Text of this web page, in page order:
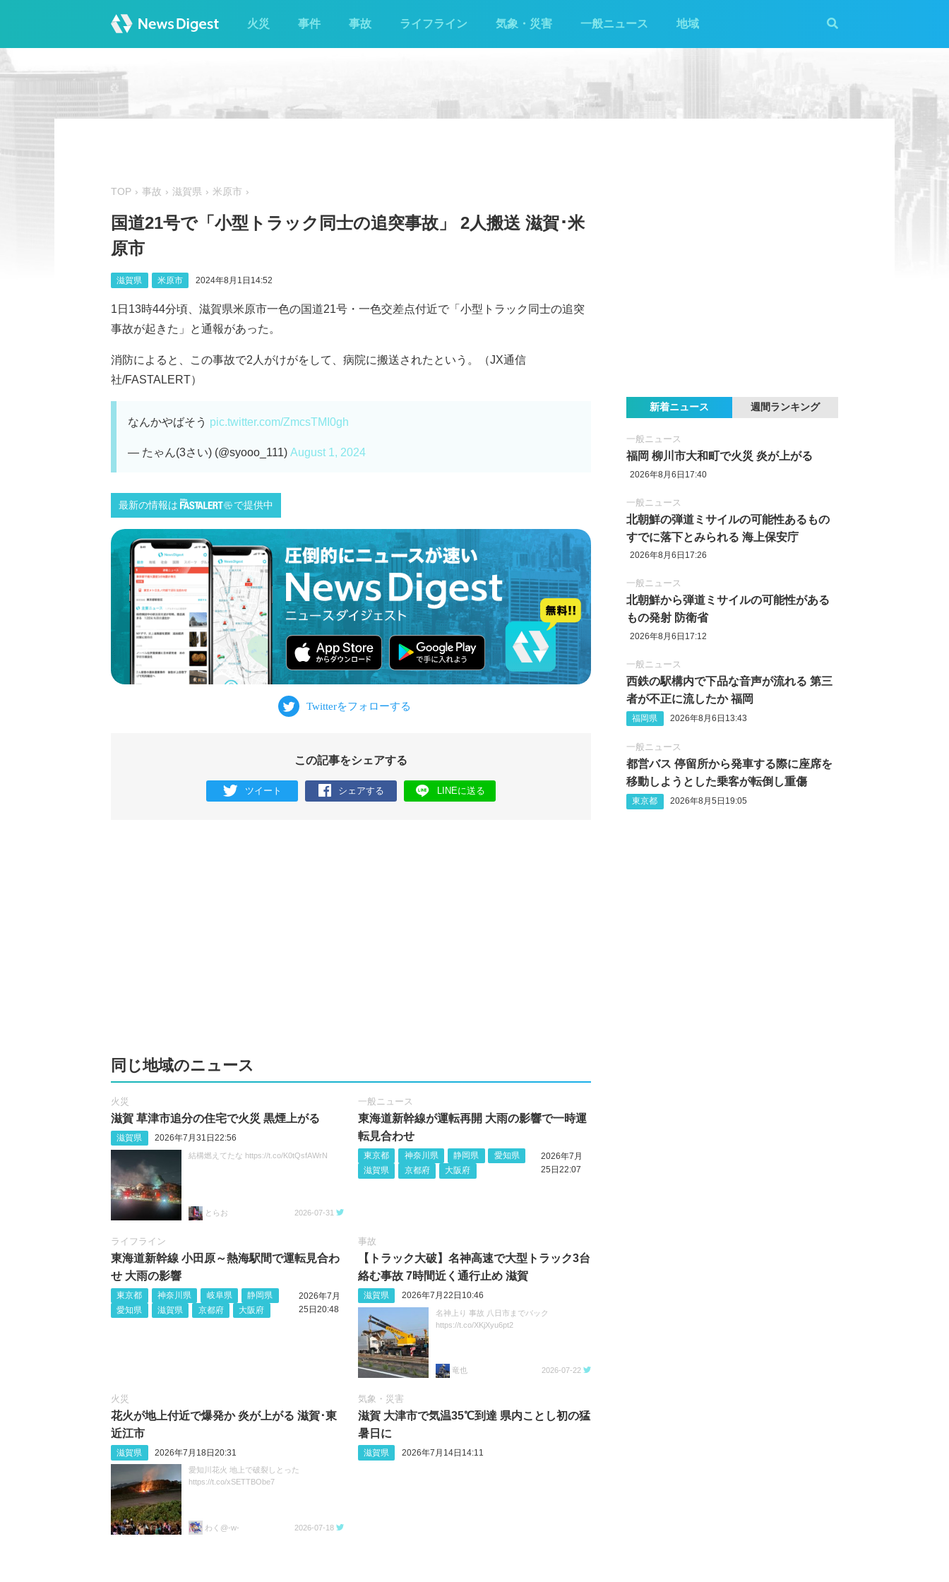
火災 事件 事故 ライフライン 気象・災害 一般ニュース 地域
TOP 事故 滋賀県 米原市
国道21号で「小型トラック同士の追突事故」 2人搬送 滋賀･米
原市
滋賀県 米原市 2024年8月1日14:52
1日13時44分頃、滋賀県米原市一色の国道21号・一色交差点付近で「小型トラック同士の追突
事故が起きた」と通報があった。
消防によると、この事故で2人がけがをして、病院に搬送されたという。（JX通信
社/FASTALERT）
なんかやばそう pic.twitter.com/ZmcsTMI0gh
— たゃん(3さい) (@syooo_111) August 1, 2024
最新の情報は で提供中
この記事をシェアする
ツイート シェアする LINEに送る
同じ地域のニュース
火災
滋賀 草津市追分の住宅で火災 黒煙上がる
滋賀県 2026年7月31日22:56
結構燃えてたな https://t.co/K0tQsfAWrN
とらお 2026-07-31
一般ニュース
東海道新幹線が運転再開 大雨の影響で一時運
転見合わせ
東京都 神奈川県 静岡県
愛知県
滋賀県
京都府 大阪府
2026年7月
25日22:07
ライフライン
東海道新幹線 小田原～熱海駅間で運転見合わ
せ 大雨の影響
東京都 神奈川県 岐阜県
静岡県
愛知県
滋賀県 京都府 大阪府
2026年7月
25日20:48
事故
【トラック大破】名神高速で大型トラック3台
絡む事故 7時間近く通行止め 滋賀
滋賀県 2026年7月22日10:46
名神上り 事故 八日市までバック
https://t.co/XKjXyu6pt2
竜也 2026-07-22
火災
花火が地上付近で爆発か 炎が上がる 滋賀･東
近江市
滋賀県 2026年7月18日20:31
愛知川花火 地上で破裂しとった
https://t.co/xSETTBObe7
わく@-w- 2026-07-18
気象・災害
滋賀 大津市で気温35℃到達 県内ことし初の猛
暑日に
滋賀県 2026年7月14日14:11
新着ニュース 週間ランキング
一般ニュース
福岡 柳川市大和町で火災 炎が上がる
2026年8月6日17:40
一般ニュース
北朝鮮の弾道ミサイルの可能性あるもの
すでに落下とみられる 海上保安庁
2026年8月6日17:26
一般ニュース
北朝鮮から弾道ミサイルの可能性がある
もの発射 防衛省
2026年8月6日17:12
一般ニュース
西鉄の駅構内で下品な音声が流れる 第三
者が不正に流したか 福岡
福岡県 2026年8月6日13:43
一般ニュース
都営バス 停留所から発車する際に座席を
移動しようとした乗客が転倒し重傷
東京都 2026年8月5日19:05